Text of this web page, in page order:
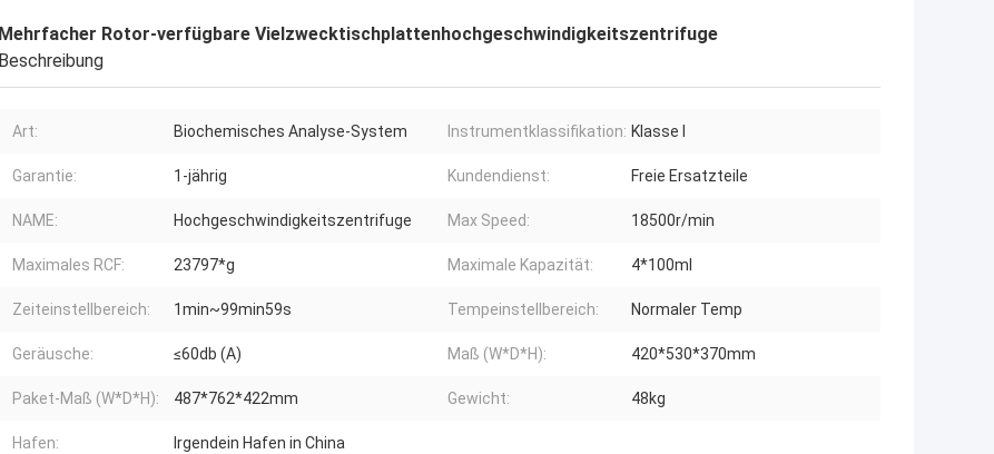
Mehrfacher Rotor-verfügbare Vielzwecktischplattenhochgeschwindigkeitszentrifuge
Beschreibung
Art: Biochemisches Analyse-System Instrumentklassifikation: Klasse I
Garantie: 1-jährig Kundendienst: Freie Ersatzteile
NAME: Hochgeschwindigkeitszentrifuge Max Speed: 18500r/min
Maximales RCF: 23797*g Maximale Kapazität: 4*100ml
Zeiteinstellbereich: 1min~99min59s Tempeinstellbereich: Normaler Temp
Geräusche: ≤60db (A) Maß (W*D*H): 420*530*370mm
Paket-Maß (W*D*H): 487*762*422mm Gewicht: 48kg
Hafen: Irgendein Hafen in China